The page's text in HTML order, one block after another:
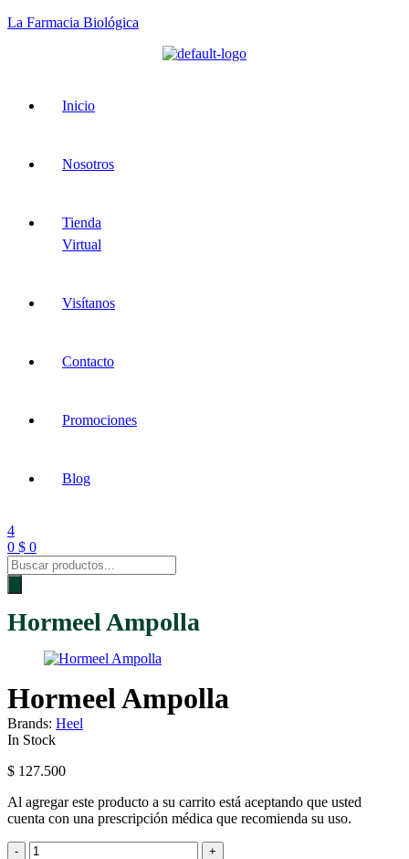
La Farmacia Biológica
Inicio
Nosotros
Tienda
Virtual
Visítanos
Contacto
Promociones
Blog
4
0 $ 0
Products
search
Hormeel Ampolla
Hormeel Ampolla
Brands: Heel
Availability:
In Stock
$ 127.500
Al agregar este producto a su carrito está aceptando que usted
cuenta con una prescripción médica que recomienda su uso.
- Cantidad
+